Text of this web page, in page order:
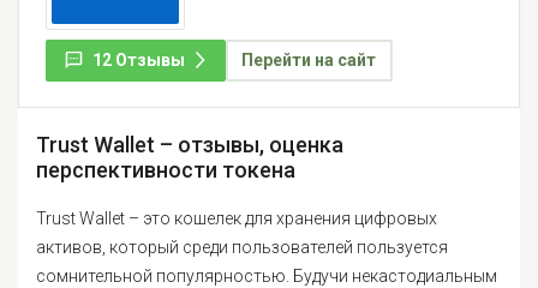
12 Отзывы Перейти на сайт
Trust Wallet – отзывы, оценка
перспективности токена
Trust Wallet – это кошелек для хранения цифровых
активов, который среди пользователей пользуется
сомнительной популярностью. Будучи некастодиальным